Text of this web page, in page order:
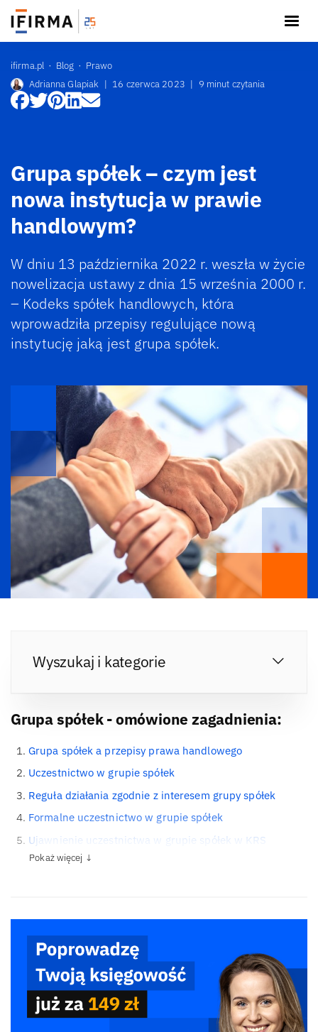
ifirma.pl Blog
Prawo
Adrianna Glapiak | 16 czerwca 2023 | 9 minut czytania
Grupa spółek – czym jest
nowa instytucja w prawie
handlowym?
W dniu 13 października 2022 r. weszła w życie
nowelizacja ustawy z dnia 15 września 2000 r.
– Kodeks spółek handlowych, która
wprowadziła przepisy regulujące nową
instytucję jaką jest grupa spółek.
Wyszukaj i kategorie
Grupa spółek - omówione zagadnienia:
Grupa spółek a przepisy prawa handlowego
Uczestnictwo w grupie spółek
Reguła działania zgodnie z interesem grupy spółek
Formalne uczestnictwo w grupie spółek
Ujawnienie uczestnictwa w grupie spółek w KRS
Pokaż więcej ↓